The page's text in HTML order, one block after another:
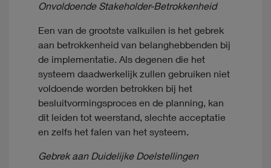
Onvoldoende Stakeholder-Betrokkenheid
Een van de grootste valkuilen is het gebrek
aan betrokkenheid van belanghebbenden bij
de implementatie. Als degenen die het
systeem daadwerkelijk zullen gebruiken niet
voldoende worden betrokken bij het
besluitvormingsproces en de planning, kan
dit leiden tot weerstand, slechte acceptatie
en zelfs het falen van het systeem.
Gebrek aan Duidelijke Doelstellingen